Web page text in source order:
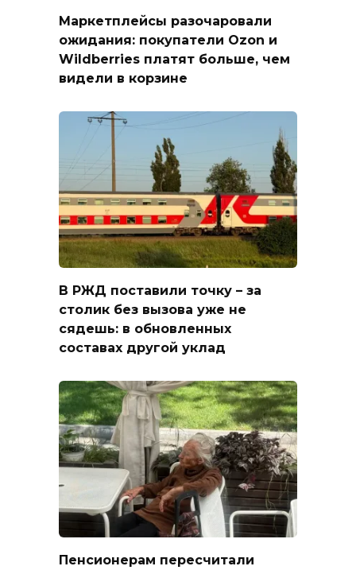
Маркетплейсы разочаровали
ожидания: покупатели Ozon и
Wildberries платят больше, чем
видели в корзине
В РЖД поставили точку – за
столик без вызова уже не
сядешь: в обновленных
составах другой уклад
Пенсионерам пересчитали